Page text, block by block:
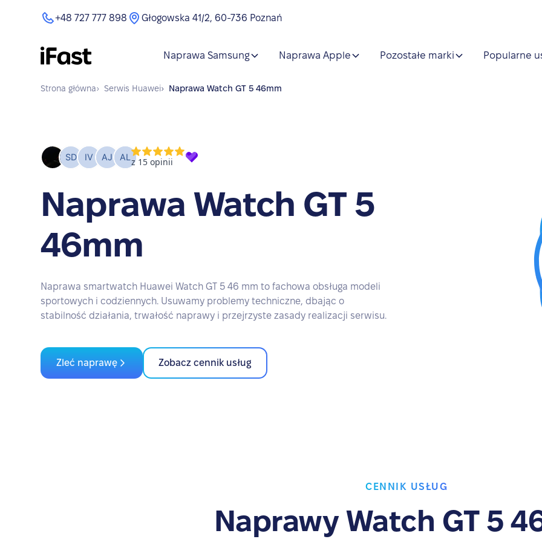
+48 727 777 898 Głogowska 41/2, 60-736 Poznań
Naprawa Samsung Naprawa Apple Pozostałe marki Popularne
Strona główna› Serwis Huawei› Naprawa Watch GT 5 46mm
Naprawa Watch GT 5
46mm
Naprawa smartwatch Huawei Watch GT 5 46 mm to fachowa obsługa modeli
sportowych i codziennych. Usuwamy problemy techniczne, dbając o
stabilność działania, trwałość naprawy i przejrzyste zasady realizacji serwisu.
Zleć naprawę Zobacz cennik usług
CENNIK USŁUG
Naprawy Watch GT 5